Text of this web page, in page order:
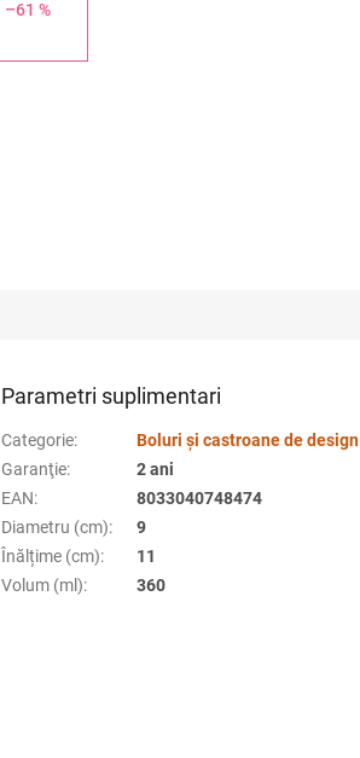
–61 %
Parametri suplimentari
Categorie:
Boluri și castroane de design
Garanţie:
2 ani
EAN:
8033040748474
Diametru (cm):
9
Înălțime (cm):
11
Volum (ml): 360